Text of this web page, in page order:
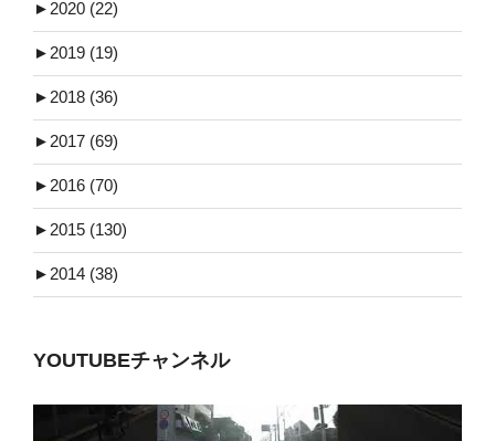
► 2020 (22)
► 2019 (19)
► 2018 (36)
► 2017 (69)
► 2016 (70)
► 2015 (130)
► 2014 (38)
YOUTUBEチャンネル